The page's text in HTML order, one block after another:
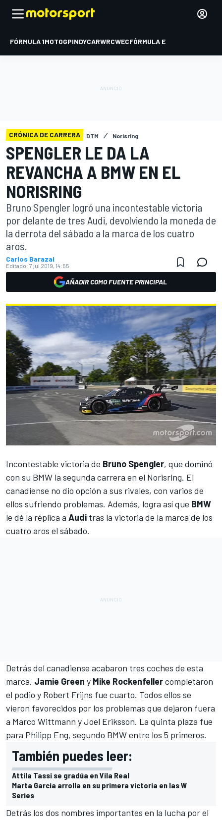
FÓRMULA 1MOTOGPINDYCARWRCWECFÓRMULA E
CRÓNICA DE CARRERA DTM Norisring
SPENGLER LE DA LA
REVANCHA A BMW EN EL
NORISRING
Bruno Spengler logró una incontestable victoria
por delante de tres Audi, devolviendo la moneda de
la derrota del sábado a la marca de los cuatro
aros.
Carlos Barazal
Editado: 7 jul 2019, 14:55
AÑADIR COMO FUENTE PRINCIPAL
Incontestable victoria de Bruno Spengler, que dominó
con su BMW la segunda carrera en el Norisring. El
canadiense no dio opción a sus rivales, con varios de
ellos sufriendo problemas. Además, logra así que BMW
le dé la réplica a Audi tras la victoria de la marca de los
cuatro aros el sábado.
Detrás del canadiense acabaron tres coches de esta
marca. Jamie Green y Mike Rockenfellercompletaron
el podio y Robert Frijns fue cuarto. Todos ellos se
vieron favorecidos por los problemas que dejaron fuera
a Marco Wittmann y Joel Eriksson. La quinta plaza fue
para Philipp Eng, segundo BMW entre los 5 primeros.
También puedes leer:
Attila Tassi se gradúa en Vila Real
Marta García arrolla en su primera victoria en las W
Series
Detrás los dos nombres importantes en la lucha por el